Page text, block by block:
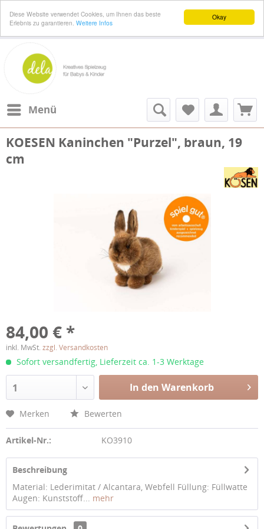
Okay
Diese Website verwendet Cookies, um Ihnen das beste
Erlebnis zu garantieren. Weitere Infos
Menü
KOESEN Kaninchen "Purzel", braun, 19
cm
84,00 € *
inkl. MwSt. zzgl. Versandkosten
Sofort versandfertig, Lieferzeit ca. 1-3 Werktage
1 In den Warenkorb
Merken Bewerten
Artikel-Nr.: KO3910
Beschreibung
Material: Lederimitat / Alcantara, Webfell Füllung: Füllwatte
Augen: Kunststoff... mehr